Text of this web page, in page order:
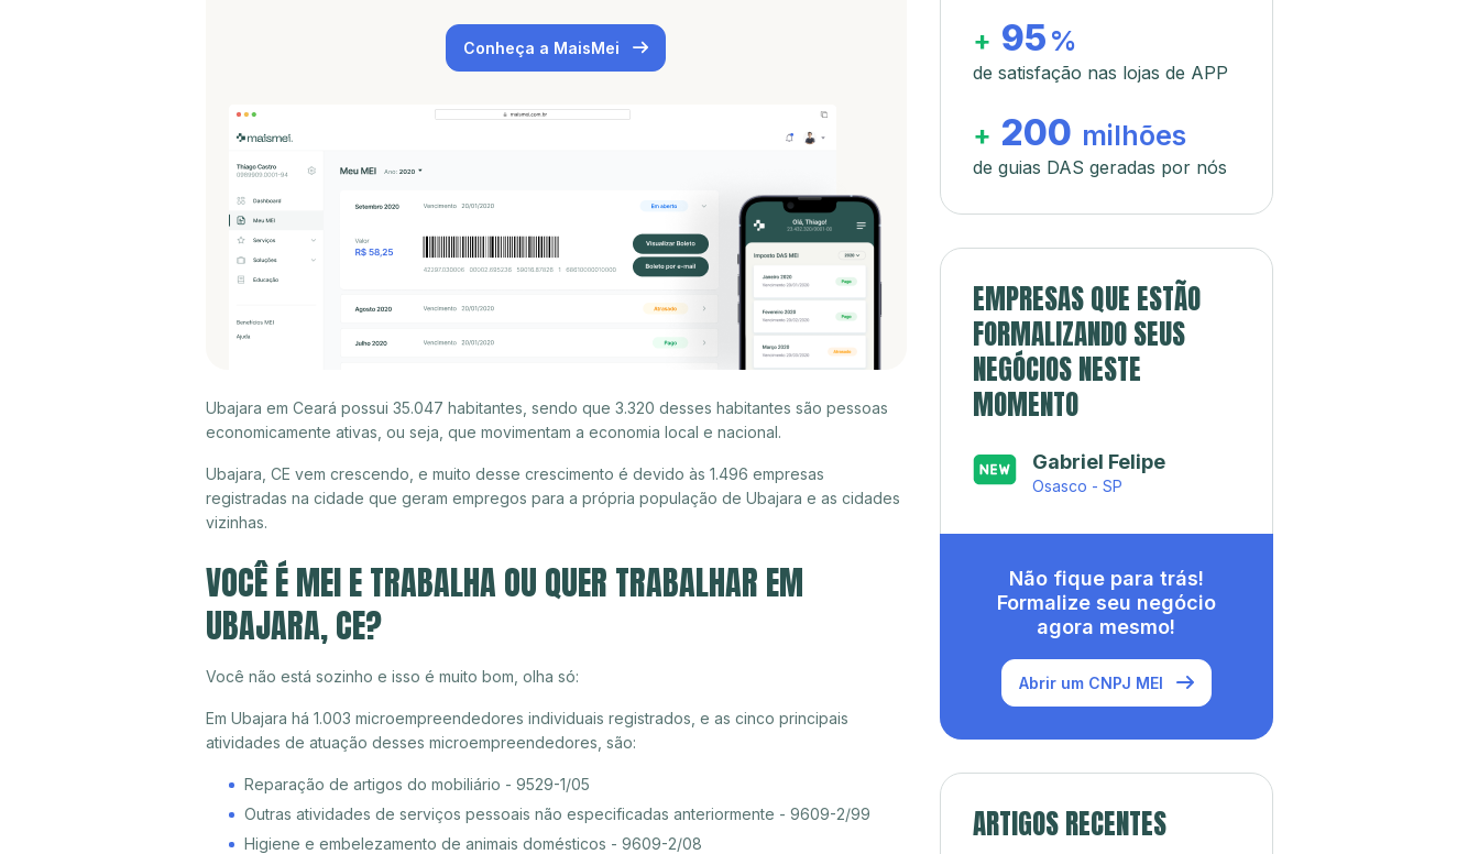
Conheça a MaisMei
Ubajara em Ceará possui 35.047 habitantes, sendo que 3.320 desses habitantes são pessoas
economicamente ativas, ou seja, que movimentam a economia local e nacional.
Ubajara, CE vem crescendo, e muito desse crescimento é devido às 1.496 empresas
registradas na cidade que geram empregos para a própria população de Ubajara e as cidades
vizinhas.
VOCÊ É MEI E TRABALHA OU QUER TRABALHAR EM
UBAJARA, CE?
Você não está sozinho e isso é muito bom, olha só:
Em Ubajara há 1.003 microempreendedores individuais registrados, e as cinco principais
atividades de atuação desses microempreendedores, são:
Reparação de artigos do mobiliário - 9529-1/05
Outras atividades de serviços pessoais não especificadas anteriormente - 9609-2/99
Higiene e embelezamento de animais domésticos - 9609-2/08
+ 95 %
de satisfação nas lojas de APP
+ 200 milhões
de guias DAS geradas por nós
EMPRESAS QUE ESTÃO
FORMALIZANDO SEUS
NEGÓCIOS NESTE
MOMENTO
Gabriel Felipe
Osasco - SP
Não fique para trás!
Formalize seu negócio
agora mesmo!
Abrir um CNPJ MEI
ARTIGOS RECENTES